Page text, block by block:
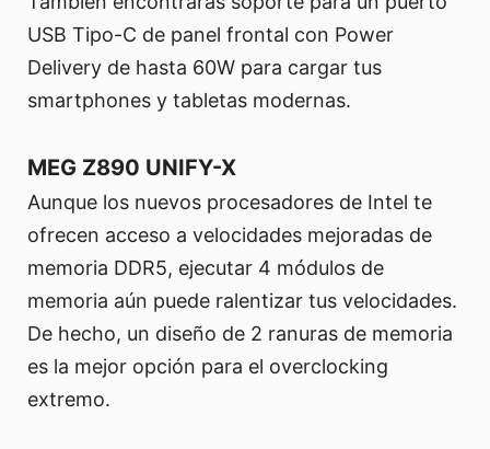
USB Tipo-C de panel frontal con Power
Delivery de hasta 60W para cargar tus
smartphones y tabletas modernas.
MEG Z890 UNIFY-X
Aunque los nuevos procesadores de Intel te
ofrecen acceso a velocidades mejoradas de
memoria DDR5, ejecutar 4 módulos de
memoria aún puede ralentizar tus velocidades.
De hecho, un diseño de 2 ranuras de memoria
es la mejor opción para el overclocking
extremo.